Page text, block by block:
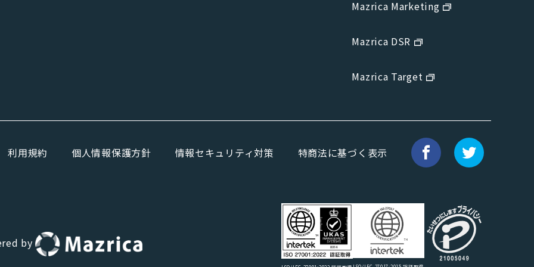
Mazrica Marketing
Mazrica DSR
Mazrica Target
利用規約 個人情報保護方針 情報セキュリティ対策 特商法に基づく表示
by